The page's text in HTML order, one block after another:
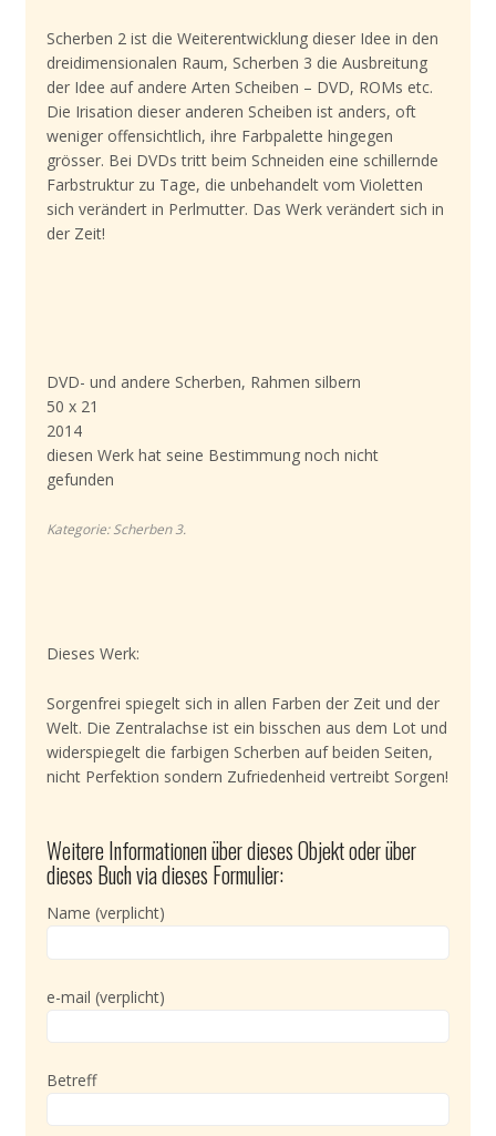
Scherben 2 ist die Weiterentwicklung dieser Idee in den
dreidimensionalen Raum, Scherben 3 die Ausbreitung
der Idee auf andere Arten Scheiben – DVD, ROMs etc.
Die Irisation dieser anderen Scheiben ist anders, oft
weniger offensichtlich, ihre Farbpalette hingegen
grösser. Bei DVDs tritt beim Schneiden eine schillernde
Farbstruktur zu Tage, die unbehandelt vom Violetten
sich verändert in Perlmutter. Das Werk verändert sich in
der Zeit!
DVD- und andere Scherben, Rahmen silbern
50 x 21
2014
diesen Werk hat seine Bestimmung noch nicht
gefunden
Kategorie:Scherben 3.
Dieses Werk:
Sorgenfrei spiegelt sich in allen Farben der Zeit und der
Welt. Die Zentralachse ist ein bisschen aus dem Lot und
widerspiegelt die farbigen Scherben auf beiden Seiten,
nicht Perfektion sondern Zufriedenheid vertreibt Sorgen!
Weitere Informationen über dieses Objekt oder über
dieses Buch via dieses Formulier:
Name (verplicht)
e-mail (verplicht)
Betreff